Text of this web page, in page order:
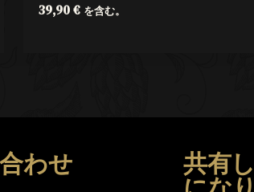
39,90€ を含む。
わせ 共有